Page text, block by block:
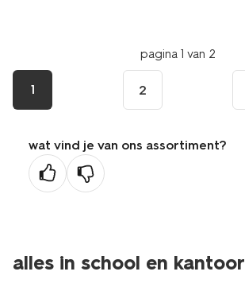
pagina 1 van 2
1 2
wat vind je van ons assortiment?
alles in school en kantoor